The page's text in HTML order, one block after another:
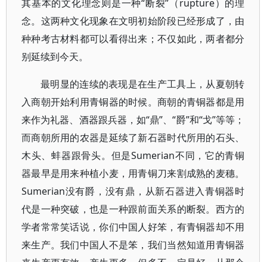
其基本的文化理念则是一种“断裂”（rupture）的理
念。这两种文化现象在文明初始阶段已经形成了，由
种种考古材料都可以看得出来；不仅如此，两者都分
别延续到今天。
最明显的连续的表现是在生产工具上，从夏朝转
入商朝开始利用青铜器的时候。商朝的青铜器都是用
来作为礼器、酒器跟兵器，如“鼎”、“爵”和“戈”等等；
而商朝所用的农器是延续了新石器时代所用的石头、
木头、蚌器跟骨头。但是Sumerian不同，它的青铜
器最早是用来种植小麦，用青铜刀来割成熟的麦穗。
Sumerian没有爵，没有鼎，从新石器进入青铜器时
代是一种突破，也是一种跟前面关系的断裂。西方的
学者常常笑话说，你们中国人好笨，有青铜器却不用
来生产。我们中国人不是笨，我们当然知道用青铜器